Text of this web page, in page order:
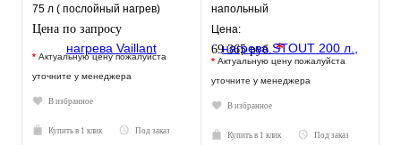
75 л ( послойный нагрев)
Цена по запросу
* Актуальную цену пожалуйста
уточните у менеджера
В избранное
Купить в 1 клик Под заказ
напольный
Цена:
69 365 руб.*
* Актуальную цену пожалуйста
уточните у менеджера
В избранное
Купить в 1 клик Под заказ